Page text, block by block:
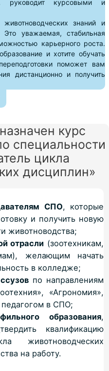
руководит курсовыми и
знаний и
Это уважаемая, стабильная
карьерного роста.
и хотите обучать
поможет вам
дистанционно и получить
курс
специальности
цикла
дисциплин»
СПО, которые
и получить новую
животноводства;
отрасли (зоотехникам,
желающим начать
в колледже;
по направлениям
«Агрономия»,
в СПО;
образования,
квалификацию
животноводческих
на работу.